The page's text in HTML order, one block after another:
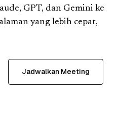
GPT, dan Gemini ke
yang lebih cepat,
Jadwalkan Meeting